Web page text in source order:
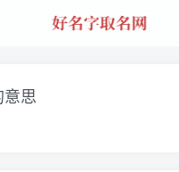
思